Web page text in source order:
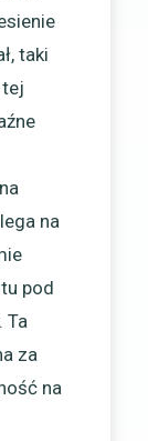
taki
tej
na
pod
Ta
za
na